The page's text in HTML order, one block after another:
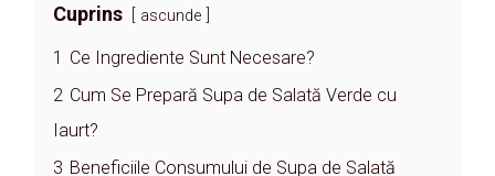
Cuprins ascunde
1 Ce Ingrediente Sunt Necesare?
2 Cum Se Prepară Supa de Salată Verde cu
Iaurt?
3 Beneficiile Consumului de Supa de Salată